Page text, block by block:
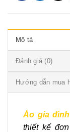
Mô tả
Đánh giá (0)
Hướng dẫn mua
Áo gia
thiết kế